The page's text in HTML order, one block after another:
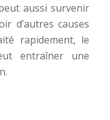
aussi survenir
d’autres causes
rapidement, le
entraîner une